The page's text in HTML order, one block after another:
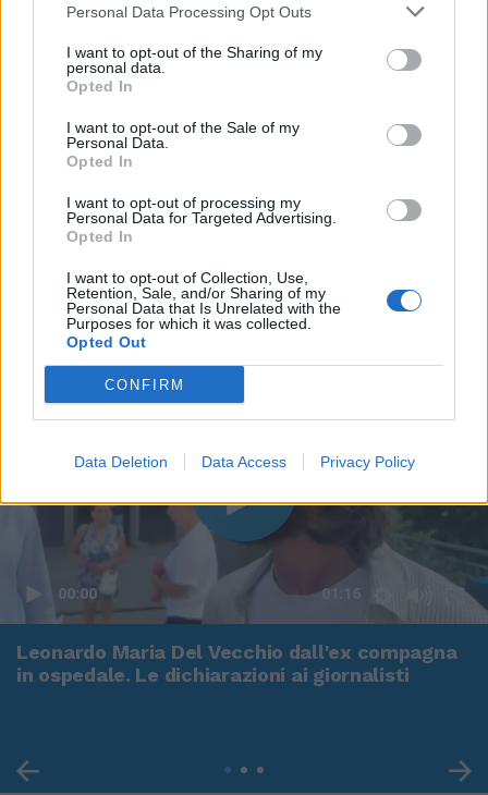
Personal Data Processing Opt Outs
I want to opt-out of the Sharing of my
personal data.
Opted In
I want to opt-out of the Sale of my
Personal Data.
Opted In
I want to opt-out of processing my
Personal Data for Targeted Advertising.
Opted In
I want to opt-out of Collection, Use,
Retention, Sale, and/or Sharing of my
Personal Data that Is Unrelated with the
Purposes for which it was collected.
Opted Out
CONFIRM
Data Deletion Data Access Privacy Policy
00:00 01:16
Leonardo Maria Del Vecchio dall'ex compagna
in ospedale. Le dichiarazioni ai giornalisti